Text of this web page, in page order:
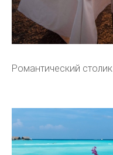
Романтический столик